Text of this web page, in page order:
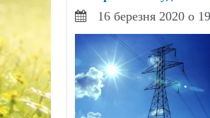
16 березня 2020 о